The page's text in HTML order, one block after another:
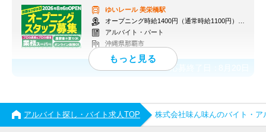
ゆいレール美栄橋駅
オープニング時給1400円（通常時給1100円）※各種手当あり
アルバイト・パート
沖縄県那覇市
応募終了日：
アルバイト探し・バイト求人TOP 株式会社味ん味んのバイト・ア